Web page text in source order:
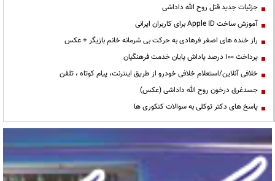
جزئیات جدید قتل روح الله داداشی
آموزش ساخت Apple ID برای کاربران ایرانی
راز خنده های اصغر فرهادی به حرکت بی شرمانه خانم بازیگر + عکس
پرداخت ۱۰۰ درصد پاداش پایان خدمت فرهنگیان
خلافی آنلاین/استعلام خلافی خودرو از طریق اینترنت، پیام کوتاه ، تلفن
جسدغرق درخون روح الله داداشی (عکس)
پاسخ های دکتر توکلی به سوالات کنکوری ها